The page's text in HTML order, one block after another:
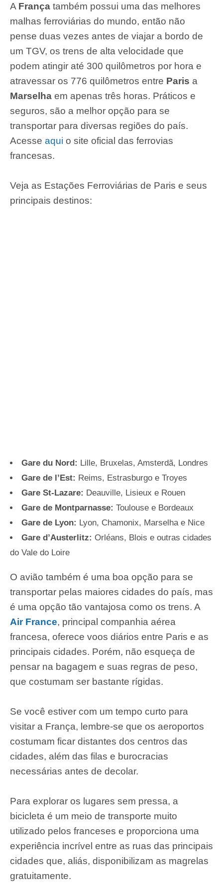
A França também possui uma das melhores
malhas ferroviárias do mundo, então não
pense duas vezes antes de viajar a bordo de
um TGV, os trens de alta velocidade que
podem atingir até 300 quilômetros por hora e
atravessar os 776 quilômetros entre Paris a
Marselha em apenas três horas. Práticos e
seguros, são a melhor opção para se
transportar para diversas regiões do país.
Acesse aqui o site oficial das ferrovias
francesas.
Veja as Estações Ferroviárias de Paris e seus
principais destinos:
Gare du Nord: Lille, Bruxelas, Amsterdã, Londres
Gare de l’Est: Reims, Estrasburgo e Troyes
Gare St-Lazare: Deauville, Lisieux e Rouen
Gare de Montparnasse: Toulouse e Bordeaux
Gare de Lyon: Lyon, Chamonix, Marselha e Nice
Gare d’Austerlitz: Orléans, Blois e outras cidades
do Vale do Loire
O avião também é uma boa opção para se
transportar pelas maiores cidades do país, mas
é uma opção tão vantajosa como os trens. A
Air France, principal companhia aérea
francesa, oferece voos diários entre Paris e as
principais cidades. Porém, não esqueça de
pensar na bagagem e suas regras de peso,
que costumam ser bastante rígidas.
Se você estiver com um tempo curto para
visitar a França, lembre-se que os aeroportos
costumam ficar distantes dos centros das
cidades, além das filas e burocracias
necessárias antes de decolar.
Para explorar os lugares sem pressa, a
bicicleta é um meio de transporte muito
utilizado pelos franceses e proporciona uma
experiência incrível entre as ruas das principais
cidades que, aliás, disponibilizam as magrelas
gratuitamente.